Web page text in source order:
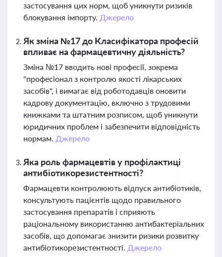
застосування цих норм, щоб уникнути ризиків
блокування імпорту. Джерело
Як зміна №17 до Класифікатора професій
впливає на фармацевтичну діяльність?
Зміна №17 вводить нові професії, зокрема
"професіонал з контролю якості лікарських
засобів", і вимагає від роботодавців оновити
кадрову документацію, включно з трудовими
книжками та штатним розписом, щоб уникнути
юридичних проблем і забезпечити відповідність
нормам. Джерело
Яка роль фармацевтів у профілактиці
антибіотикорезистентності?
Фармацевти контролюють відпуск антибіотиків,
консультують пацієнтів щодо правильного
застосування препаратів і сприяють
раціональному використанню антибактеріальних
засобів, що допомагає знизити ризики розвитку
антибіотикорезистентності. Джерело